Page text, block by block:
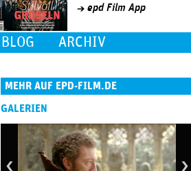
epd Film App
BLOG ARCHIV
MEHR AUF EPD-FILM.DE
GALERIEN